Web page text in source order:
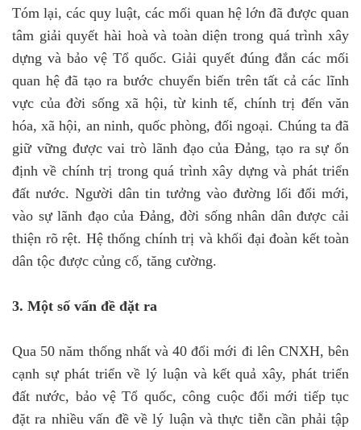
Tóm lại, các quy luật, các mối quan hệ lớn đã được quan
tâm giải quyết hài hoà và toàn diện trong quá trình xây
dựng và bảo vệ Tổ quốc. Giải quyết đúng đắn các mối
quan hệ đã tạo ra bước chuyển biến trên tất cả các lĩnh
vực của đời sống xã hội, từ kinh tế, chính trị đến văn
hóa, xã hội, an ninh, quốc phòng, đối ngoại. Chúng ta đã
giữ vững được vai trò lãnh đạo của Đảng, tạo ra sự ổn
định về chính trị trong quá trình xây dựng và phát triển
đất nước. Người dân tin tưởng vào đường lối đổi mới,
vào sự lãnh đạo của Đảng, đời sống nhân dân được cải
thiện rõ rệt. Hệ thống chính trị và khối đại đoàn kết toàn
dân tộc được củng cố, tăng cường.
3. Một số vấn đề đặt ra
Qua 50 năm thống nhất và 40 đổi mới đi lên CNXH, bên
cạnh sự phát triển về lý luận và kết quả xây, phát triển
đất nước, bảo vệ Tổ quốc, công cuộc đổi mới tiếp tục
đặt ra nhiều vấn đề về lý luận và thực tiễn cần phải tập